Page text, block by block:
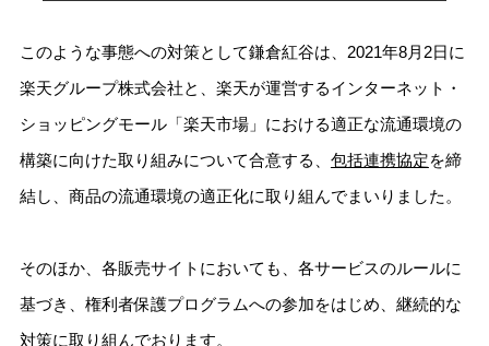
このような事態への対策として鎌倉紅谷は、2021年8月2日に
楽天グループ株式会社と、楽天が運営するインターネット・
ショッピングモール「楽天市場」における適正な流通環境の
構築に向けた取り組みについて合意する、 包括連携協定を締
結し、商品の流通環境の適正化に取り組んでまいりました。
そのほか、各販売サイトにおいても、各サービスのルールに
基づき、権利者保護プログラムへの参加をはじめ、継続的な
対策に取り組んでおります。